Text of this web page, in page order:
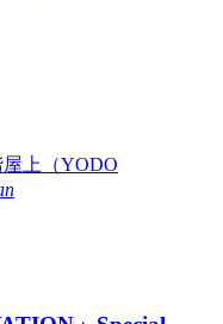
上（YODO